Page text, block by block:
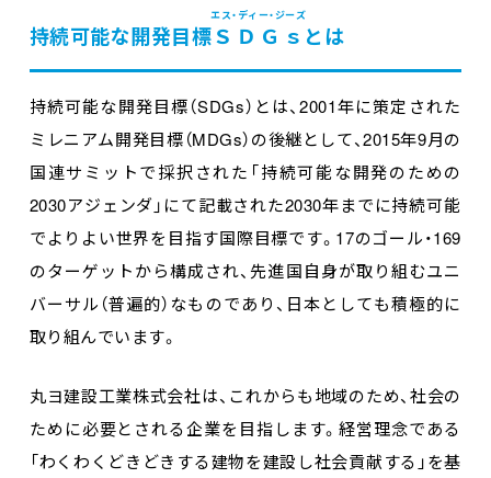
持続可能な開発目標ＳＤＧｓ
エス・ディー・ジーズ
とは
持続可能な開発目標（SDGs）とは、2001年に策定された
ミレニアム開発目標（MDGs）の後継として、2015年9月の
国連サミットで採択された「持続可能な開発のための
2030アジェンダ」にて記載された2030年までに持続可能
でよりよい世界を目指す国際目標です。17のゴール・169
のターゲットから構成され、先進国自身が取り組むユニ
バーサル（普遍的）なものであり、日本としても積極的に
取り組んでいます。
丸ヨ建設工業株式会社は、これからも地域のため、社会の
ために必要とされる企業を目指します。経営理念である
「わくわくどきどきする建物を建設し社会貢献する」を基